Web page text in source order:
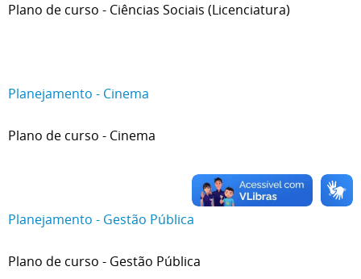
Plano de curso - Ciências Sociais (Licenciatura)
Planejamento - Cinema
Plano de curso - Cinema
Planejamento - Gestão Pública
Plano de curso - Gestão Pública